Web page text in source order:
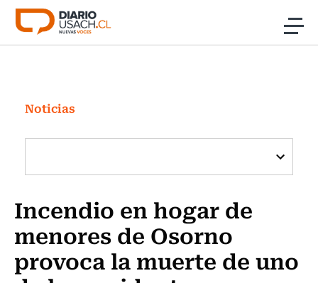
Click acá para ir directamente al contenido
Investigación
Cultura
Programas Radio y TV Usach
Noticias
Incendio en hogar de
menores de Osorno
provoca la muerte de uno